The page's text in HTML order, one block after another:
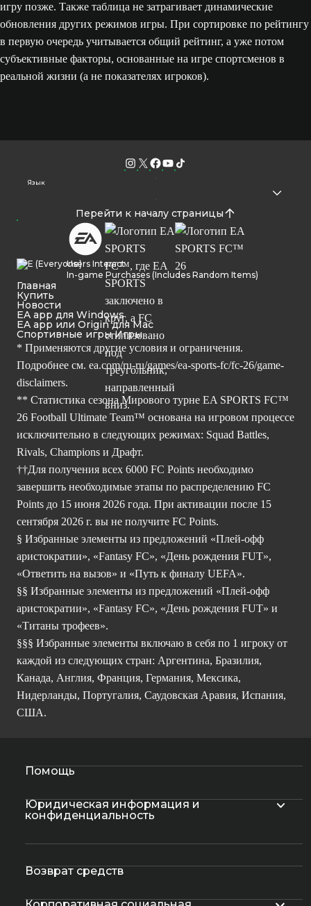
игру позже. Также таблица не затрагивает динамические
обновления других режимов игры. При сортировке по рейтингу
в первую очередь учитывается общий рейтинг, а уже потом
субъективные факторы, основанные на игре спортсменов в
реальной жизни (а не показателях игроков).
Язык
Перейти к началу страницы
Users Interact
In-game Purchases (Includes Random Items)
Главная
Купить
Новости
EA app для Windows
EA app или Origin для Mac
Спортивные игры Игры
* Применяются другие условия и ограничения.
Подробнее см. ea.com/ru-ru/games/ea-sports-fc/fc-26/game-
disclaimers.
** Статистика сезона Мирового турне EA SPORTS FC™
26 Football Ultimate Team™ основана на игровом процессе
исключительно в следующих режимах: Squad Battles,
Rivals, Champions и Драфт.
††Для получения всех 6000 FC Points необходимо
завершить необходимые этапы по распределению FC
Points до 15 июня 2026 года. При активации после 15
сентября 2026 г. вы не получите FC Points.
§ Избранные элементы из предложений «Плей-офф
аристократии», «Fantasy FC», «День рождения FUT»,
«Ответить на вызов» и «Путь к финалу UEFA».
§§ Избранные элементы из предложений «Плей-офф
аристократии», «Fantasy FC», «День рождения FUT» и
«Титаны трофеев».
§§§ Избранные элементы включаю в себя по 1 игроку от
каждой из следующих стран: Аргентина, Бразилия,
Канада, Англия, Франция, Германия, Мексика,
Нидерланды, Португалия, Саудовская Аравия, Испания,
США.
Помощь
Юридическая информация и
конфиденциальность
Возврат средств